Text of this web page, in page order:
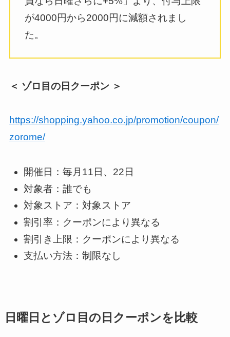
が4000円から2000円に減額されまし
た。
＜ ゾロ目の日クーポン ＞
https://shopping.yahoo.co.jp/promotion/coupon/
zorome/
開催日：毎月11日、22日
対象者：誰でも
対象ストア： 対象ストア
割引率：クーポンにより異なる
割引き上限：クーポンにより異なる
支払い方法：制限なし
日曜日とゾロ目の日クーポンを比較